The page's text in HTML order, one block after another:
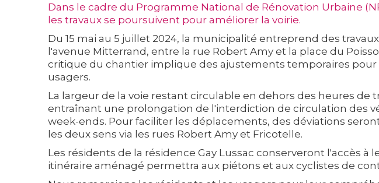
Dans le cadre du Programme National de Rénovation Urbaine
les travaux se poursuivent pour améliorer la voirie.
Du 15 mai au 5 juillet 2024, la municipalité entreprend des
l'avenue Mitterrand, entre la rue Robert Amy et la place du
critique du chantier implique des ajustements temporaires pour
usagers.
La largeur de la voie restant circulable en dehors des heures de
entraînant une prolongation de l'interdiction de circulation des
week-ends. Pour faciliter les déplacements, des déviations
les deux sens via les rues Robert Amy et Fricotelle.
Les résidents de la résidence Gay Lussac conserveront l'accès à
itinéraire aménagé permettra aux piétons et aux cyclistes de